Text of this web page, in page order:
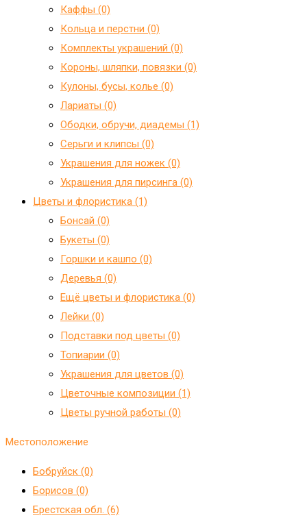
Каффы (0)
Кольца и перстни (0)
Комплекты украшений (0)
Короны, шляпки, повязки (0)
Кулоны, бусы, колье (0)
Лариаты (0)
Ободки, обручи, диадемы (1)
Серьги и клипсы (0)
Украшения для ножек (0)
Украшения для пирсинга (0)
Цветы и флористика (1)
Бонсай (0)
Букеты (0)
Горшки и кашпо (0)
Деревья (0)
Ещё цветы и флористика (0)
Лейки (0)
Подставки под цветы (0)
Топиарии (0)
Украшения для цветов (0)
Цветочные композиции (1)
Цветы ручной работы (0)
Местоположение
Бобруйск (0)
Борисов (0)
Брестская обл. (6)